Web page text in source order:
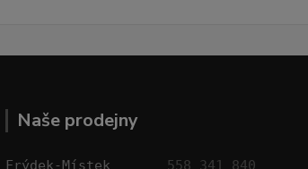
Naše prodejny
Frýdek-Místek 558 341 840